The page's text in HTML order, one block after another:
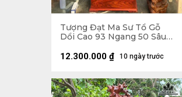
Tượng Đạt Ma Sư Tổ Gỗ
Dổi Cao 93 Ngang 50 Sâu
10 ngày trước
12.300.000 ₫